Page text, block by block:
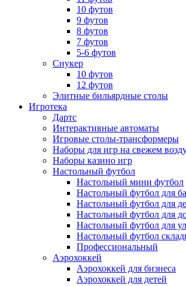
10 футов
9 футов
8 футов
7 футов
5-6 футов
Снукер
10 футов
12 футов
Элитные бильярдные столы
Игротека
Дартс
Интерактивные автоматы
Игровые столы-трансформеры
Наборы для игр на свежем
Наборы казино игр
Настольный футбол
Настольный мини футбол
Настольный футбол для
Настольный футбол для
Настольный футбол для
Настольный футбол для
Настольный футбол
Профессиональный
Аэрохоккей
Аэрохоккей для бизнеса
Аэрохоккей для детей